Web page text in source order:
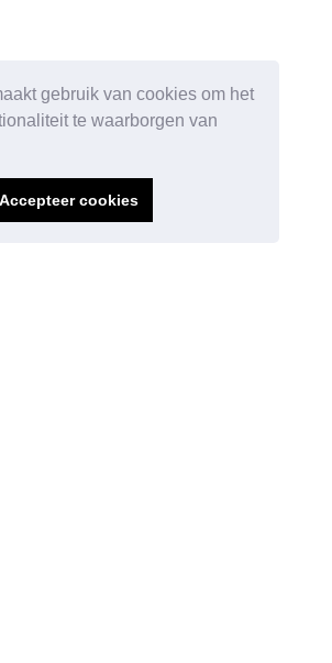
gebruik van cookies om het
te waarborgen van
Accepteer cookies